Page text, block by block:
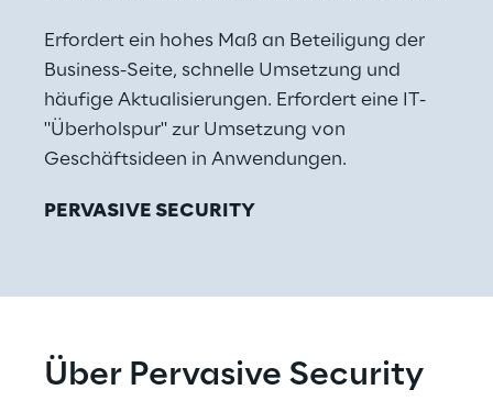
Erfordert ein hohes Maß an Beteiligung der
Business-Seite, schnelle Umsetzung und
häufige Aktualisierungen. Erfordert eine IT-
"Überholspur" zur Umsetzung von
Geschäftsideen in Anwendungen.
PERVASIVE SECURITY
Über Pervasive Security